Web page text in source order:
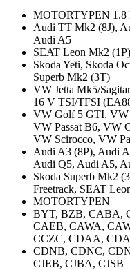
MOTORTYPEN 1.8
Audi TT Mk2 (8J),
Audi A5
SEAT Leon Mk2
Skoda Yeti, Skoda
Superb Mk2 (3T)
VW Jetta Mk5/
16 V TSI/TFSI
VW Golf 5 GTI, VW
VW Passat B6, VW
VW Scirocco, VW
Audi A3 (8P), Audi
Audi Q5, Audi A5,
Skoda Superb Mk2
Freetrack, SEAT
MOTORTYPEN
BYT, BZB, CABA,
CAEB, CAWA,
CCZC, CDAA,
CDNB, CDNC,
CJEB, CJBA, CJSB